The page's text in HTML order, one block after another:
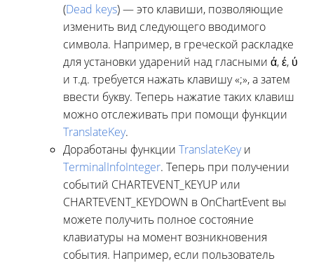
(Dead keys) — это клавиши, позволяющие
изменить вид следующего вводимого
символа. Например, в греческой раскладке
для установки ударений над гласными ά, έ, ύ
и т.д. требуется нажать клавишу «;», а затем
ввести букву. Теперь нажатие таких клавиш
можно отслеживать при помощи функции
TranslateKey.
Доработаны функции TranslateKeyи
TerminalInfoInteger. Теперь при получении
событий CHARTEVENT_KEYUP или
CHARTEVENT_KEYDOWN в OnChartEvent вы
можете получить полное состояние
клавиатуры на момент возникновения
события. Например, если пользователь